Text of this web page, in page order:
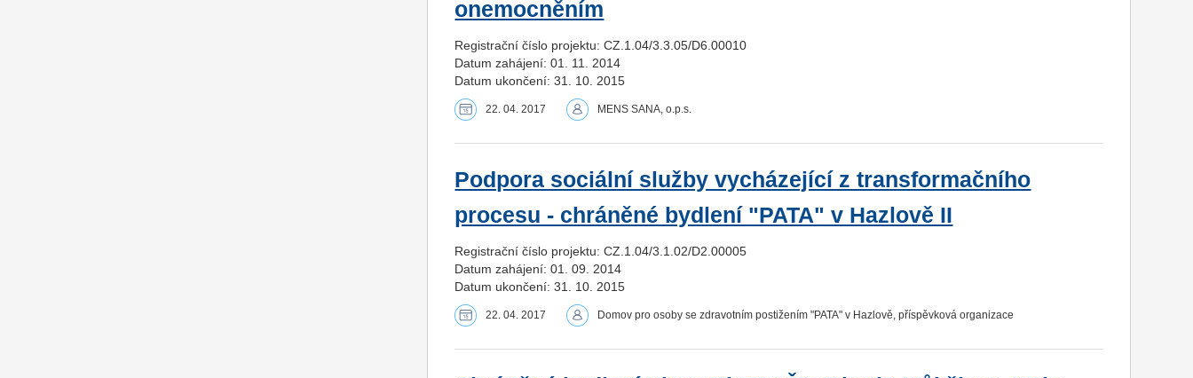
onemocněním
Registrační číslo projektu: CZ.1.04/3.3.05/D6.00010
Datum zahájení: 01. 11. 2014
Datum ukončení: 31. 10. 2015
22. 04. 2017 MENS SANA, o.p.s.
Podpora sociální služby vycházející z transformačního
procesu - chráněné bydlení "PATA" v Hazlově II
Registrační číslo projektu: CZ.1.04/3.1.02/D2.00005
Datum zahájení: 01. 09. 2014
Datum ukončení: 31. 10. 2015
22. 04. 2017 Domov pro osoby se zdravotním postižením "PATA" v Hazlově, příspěvková organizace